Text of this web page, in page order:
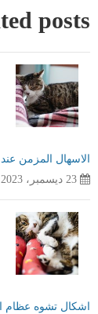
posts
الاسهال المزمن
23 ديسمبر، 2023
اشكال تشوه عظام